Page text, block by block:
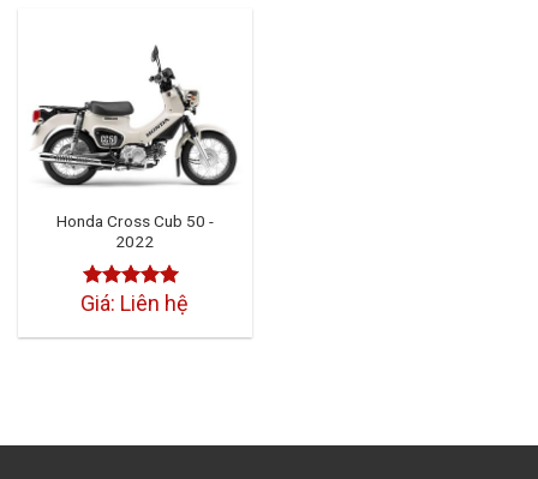
Honda Cross Cub 50 -
2022
Được xếp
5 sao
Giá: Liên hệ